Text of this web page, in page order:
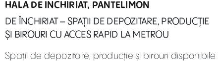
HALA DE INCHIRIAT, PANTELIMON
DE ÎNCHIRIAT – SPAȚII DE DEPOZITARE, PRODUCȚIE
ȘI BIROURI CU ACCES RAPID LA METROU
Spații de depozitare, producție și birouri disponibile